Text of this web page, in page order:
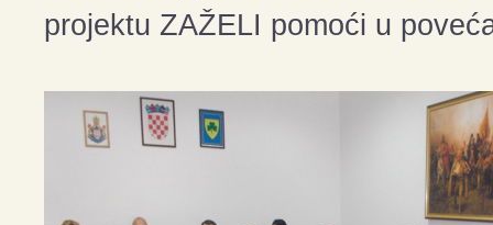
projektu ZAŽELI pomoći u